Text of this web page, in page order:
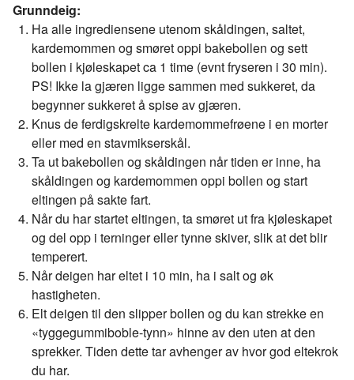
Grunndeig:
Ha alle ingrediensene utenom skåldingen, saltet,
kardemommen og smøret oppi bakebollen og sett
bollen i kjøleskapet ca 1 time (evnt fryseren i 30 min).
PS! Ikke la gjæren ligge sammen med sukkeret, da
begynner sukkeret å spise av gjæren.
Knus de ferdigskrelte kardemommefrøene i en morter
eller med en stavmikserskål.
Ta ut bakebollen og skåldingen når tiden er inne, ha
skåldingen og kardemommen oppi bollen og start
eltingen på sakte fart.
Når du har startet eltingen, ta smøret ut fra kjøleskapet
og del opp i terninger eller tynne skiver, slik at det blir
temperert.
Når deigen har eltet i 10 min, ha i salt og øk
hastigheten.
Elt deigen til den slipper bollen og du kan strekke en
«tyggegummiboble-tynn» hinne av den uten at den
sprekker. Tiden dette tar avhenger av hvor god eltekrok
du har.